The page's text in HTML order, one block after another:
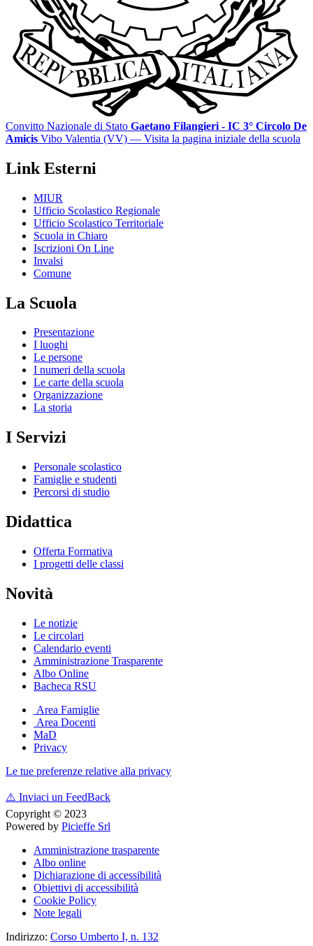
Convitto Nazionale di Stato Gaetano Filangieri - IC 3° Circolo De
Amicis Vibo Valentia (VV) — Visita la pagina iniziale della scuola
Link Esterni
MIUR
Ufficio Scolastico Regionale
Ufficio Scolastico Territoriale
Scuola in Chiaro
Iscrizioni On Line
Invalsi
Comune
La Scuola
Presentazione
I luoghi
Le persone
I numeri della scuola
Le carte della scuola
Organizzazione
La storia
I Servizi
Personale scolastico
Famiglie e studenti
Percorsi di studio
Didattica
Offerta Formativa
I progetti delle classi
Novità
Le notizie
Le circolari
Calendario eventi
Amministrazione Trasparente
Albo Online
Bacheca RSU
Area Famiglie
Area Docenti
MaD
Privacy
Le tue preferenze relative alla privacy
⚠️ Inviaci un FeedBack
Copyright © 2023
Powered by Picieffe Srl
Amministrazione trasparente
Albo online
Dichiarazione di accessibilità
Obiettivi di accessibilità
Cookie Policy
Note legali
Indirizzo: Corso Umberto I, n. 132